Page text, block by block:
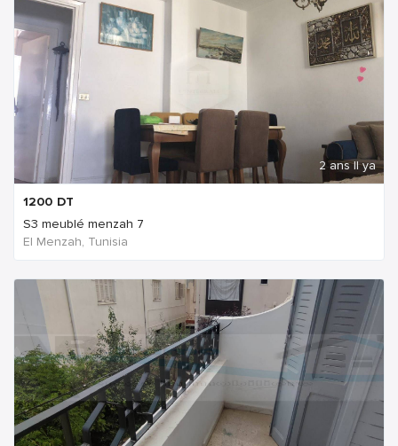
2 ans Il ya
1200 DT
S3 meublé menzah 7
El Menzah, Tunisia